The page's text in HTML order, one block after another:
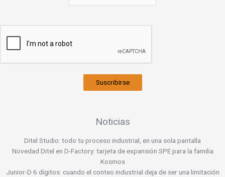
Suscribirse
Noticias
Ditel Studio: todo tu proceso industrial, en una sola pantalla
Novedad Ditel en D-Factory: tarjeta de expansión SPE para la familia
Kosmos
Junior-D 6 dígitos: cuando el conteo industrial deja de ser una limitación